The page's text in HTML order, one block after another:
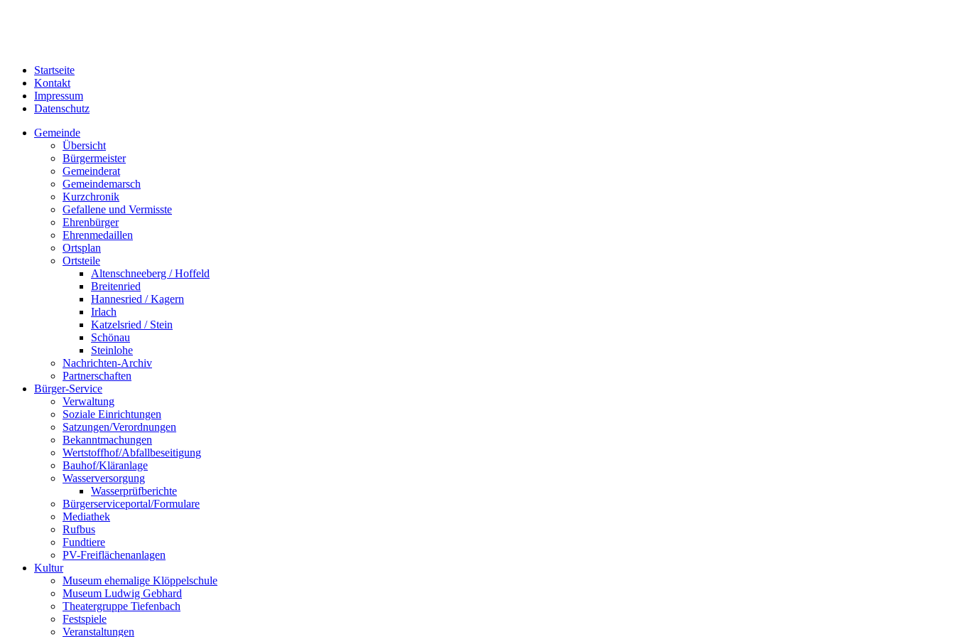
Datenschutz
Gemeinde
Übersicht
Gemeinderat
Gemeindemarsch
Kurzchronik
Gefallene und Vermisste
Ehrenbürger
Ehrenmedaillen
Ortsplan
Ortsteile
Altenschneeberg / Hoffeld
Breitenried
Hannesried / Kagern
Irlach
Katzelsried / Stein
Schönau
Steinlohe
Nachrichten-Archiv
Partnerschaften
Bürger-Service
Verwaltung
Soziale Einrichtungen
Satzungen/Verordnungen
Bekanntmachungen
Wertstoffhof/Abfallbeseitigung
Bauhof/Kläranlage
Wasserversorgung
Wasserprüfberichte
Bürgerserviceportal/Formulare
Mediathek
Rufbus
Fundtiere
PV-Freiflächenanlagen
Kultur
Museum ehemalige Klöppelschule
Museum Ludwig Gebhard
Theatergruppe Tiefenbach
Festspiele
Veranstaltungen
Vereine
Tourismus